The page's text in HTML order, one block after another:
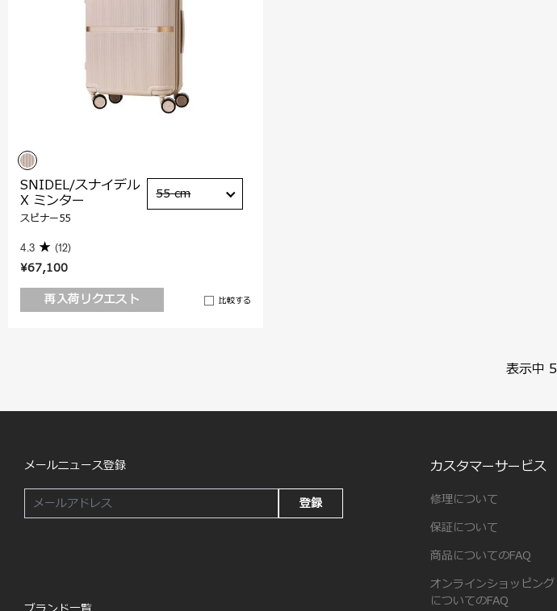
¥67,100
再入荷リクエスト
比較する
SNIDEL/スナイデル
X ミンター
スピナー55
4.3 (12)
55 cm
表示中 5
メールニュース登録
登録
カスタマーサービス
修理について
保証について
商品についてのFAQ
オンラインショッピング
についてのFAQ